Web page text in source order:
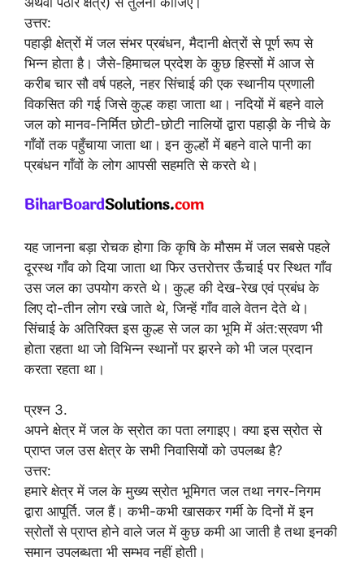
उत्तर:
पहाड़ी क्षेत्रों में जल संभर प्रबंधन, मैदानी क्षेत्रों से पूर्ण रूप से
भिन्न होता है। जैसे-हिमाचल प्रदेश के कुछ हिस्सों में आज से
करीब चार सौ वर्ष पहले, नहर सिंचाई की एक स्थानीय प्रणाली
विकसित की गई जिसे कुल्ह कहा जाता था। नदियों में बहने वाले
जल को मानव-निर्मित छोटी-छोटी नालियों द्वारा पहाड़ी के नीचे के
गाँवों तक पहुँचाया जाता था। इन कुल्हों में बहने वाले पानी का
प्रबंधन गाँवों के लोग आपसी सहमति से करते थे।
यह जानना बड़ा रोचक होगा कि कृषि के मौसम में जल सबसे पहले
दूरस्थ गाँव को दिया जाता था फिर उत्तरोत्तर ऊँचाई पर स्थित गाँव
उस जल का उपयोग करते थे। कुल्ह की देख-रेख एवं प्रबंध के
लिए दो-तीन लोग रखे जाते थे, जिन्हें गाँव वाले वेतन देते थे।
सिंचाई के अतिरिक्त इस कुल्ह से जल का भूमि में अंत:स्रवण भी
होता रहता था जो विभिन्न स्थानों पर झरने को भी जल प्रदान
करता रहता था।
प्रश्न 3.
अपने क्षेत्र में जल के स्रोत का पता लगाइए। क्या इस स्रोत से
प्राप्त जल उस क्षेत्र के सभी निवासियों को उपलब्ध है?
उत्तर:
हमारे क्षेत्र में जल के मुख्य स्रोत भूमिगत जल तथा नगर-निगम
द्वारा आपूर्ति. जल हैं। कभी-कभी खासकर गर्मी के दिनों में इन
स्रोतों से प्राप्त होने वाले जल में कुछ कमी आ जाती है तथा इनकी
समान उपलब्धता भी सम्भव नहीं होती।